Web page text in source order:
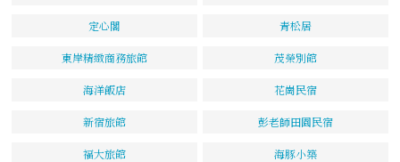
定心閣 青松居
東岸精緻商務旅館 茂榮別館
海洋飯店 花崗民宿
新宿旅館 彭老師田園民宿
福大旅館 海豚小築